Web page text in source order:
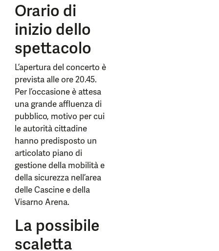
Orario di
inizio dello
spettacolo
L’apertura del concerto è
prevista alle ore 20.45.
Per l’occasione è attesa
una grande affluenza di
pubblico, motivo per cui
le autorità cittadine
hanno predisposto un
articolato piano di
gestione della mobilità e
della sicurezza nell’area
delle Cascine e della
Visarno Arena.
La possibile
scaletta